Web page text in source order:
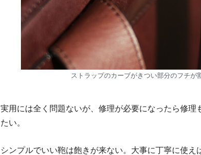
ストラップのカーブがきつい部分のフチが
実用には全く問題ないが、修理が必要になったら修理
たい。
シンプルでいい鞄は飽きが来ない。大事に丁寧に使え